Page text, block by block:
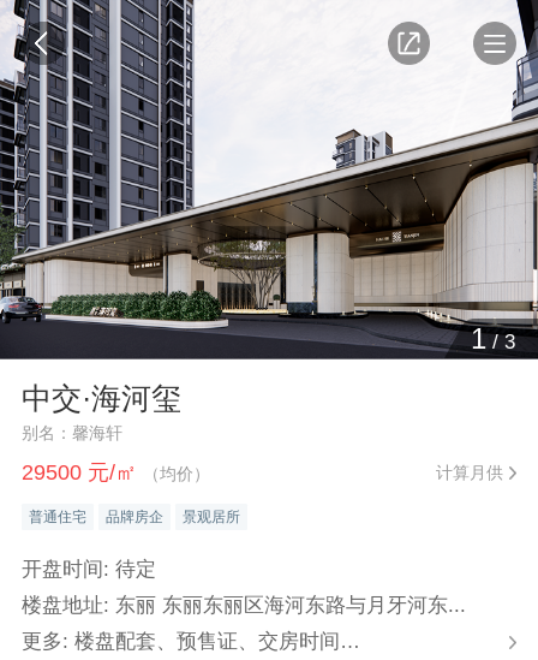
1/3
中交·海河玺
别名：馨海轩
29500 元/㎡ （均价） 计算月供
普通住宅 品牌房企 景观居所
开盘时间: 待定
楼盘地址: 东丽 东丽东丽区海河东路与月牙河东...
更多: 楼盘配套、预售证、交房时间…